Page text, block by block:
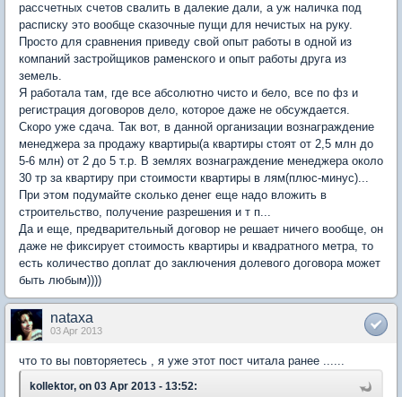
рассчетных счетов свалить в далекие дали, а уж наличка под
расписку это вообще сказочные пущи для нечистых на руку.
Просто для сравнения приведу свой опыт работы в одной из
компаний застройщиков раменского и опыт работы друга из
земель.
Я работала там, где все абсолютно чисто и бело, все по фз и
регистрация договоров дело, которое даже не обсуждается.
Скоро уже сдача. Так вот, в данной организации вознаграждение
менеджера за продажу квартиры(а квартиры стоят от 2,5 млн до
5-6 млн) от 2 до 5 т.р. В землях вознаграждение менеджера около
30 тр за квартиру при стоимости квартиры в лям(плюс-минус)...
При этом подумайте сколько денег еще надо вложить в
строительство, получение разрешения и т п...
Да и еще, предварительный договор не решает ничего вообще, он
даже не фиксирует стоимость квартиры и квадратного метра, то
есть количество доплат до заключения долевого договора может
быть любым))))
nataxa
03 Apr 2013
что то вы повторяетесь , я уже этот пост читала ранее ......
kollektor, on 03 Apr 2013 - 13:52: